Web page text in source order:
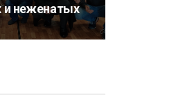
и неженатых